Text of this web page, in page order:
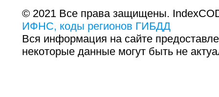
© 2021 Все права защищены.
ИФНС, коды регионов ГИБДД
Вся информация на сайте
некоторые данные могут быть не